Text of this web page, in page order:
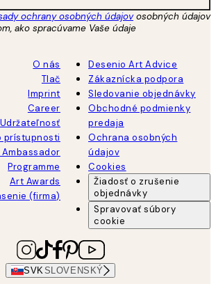
ochrany osobných údajovosobných údajov
ako spracúvame Vaše údaje
O nás
Tlač
Imprint
Career
Udržateľnosť
prístupnosti
Programme
Art Awards
(firma)
Desenio Art Advice
Zákaznícka podpora
Sledovanie objednávky
Obchodné podmienky
predaja
Ochrana osobných
údajov
Cookies
Žiadosť o zrušenie
objednávky
Spravovať súbory
cookie
SVK SLOVENSKÝ